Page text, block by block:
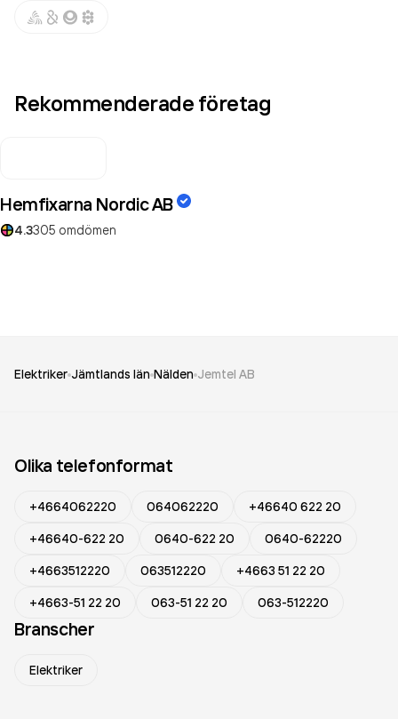
Rekommenderade företag
Hemfixarna Nordic AB
4.3305 omdömen
Elektriker Jämtlands län Nälden Jemtel AB
Olika telefonformat
+4664062220 064062220
+46640 622 20
+46640-622 20
0640-622 20
0640-62220
+4663512220
063512220
+4663 51 22 20
+4663-51 22 20
063-51 22 20 063-512220
Branscher
Elektriker